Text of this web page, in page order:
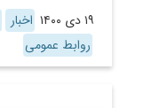
۱۹ دی ۱۴۰۰ اخبار
روابط عمومی